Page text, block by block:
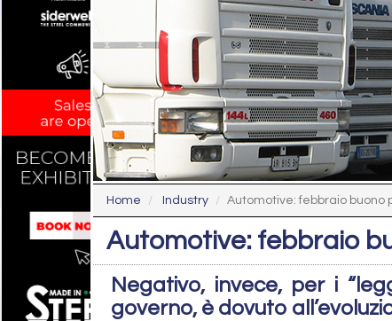
Home Industry Automotive: febbraio buono
Automotive: febbraio
Negativo, invece, per i
governo, è dovuto